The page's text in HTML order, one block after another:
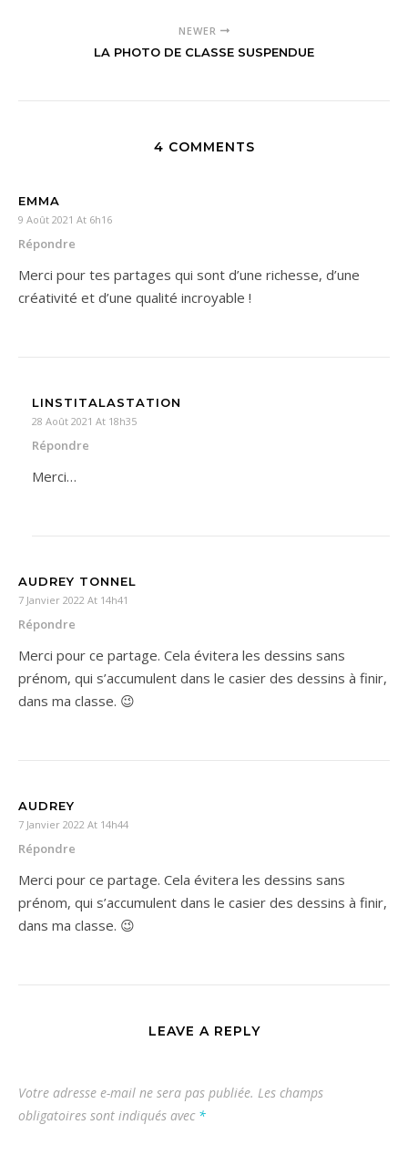
NEWER
LA PHOTO DE CLASSE SUSPENDUE
4 COMMENTS
EMMA
9 Août 2021 At 6h16
Répondre
Merci pour tes partages qui sont d’une richesse, d’une
créativité et d’une qualité incroyable !
LINSTITALASTATION
28 Août 2021 At 18h35
Répondre
Merci…
AUDREY TONNEL
7 Janvier 2022 At 14h41
Répondre
Merci pour ce partage. Cela évitera les dessins sans
prénom, qui s’accumulent dans le casier des dessins à finir,
dans ma classe. 😉
AUDREY
7 Janvier 2022 At 14h44
Répondre
Merci pour ce partage. Cela évitera les dessins sans
prénom, qui s’accumulent dans le casier des dessins à finir,
dans ma classe. 😉
LEAVE A REPLY
Votre adresse e-mail ne sera pas publiée. Les champs
obligatoires sont indiqués avec *